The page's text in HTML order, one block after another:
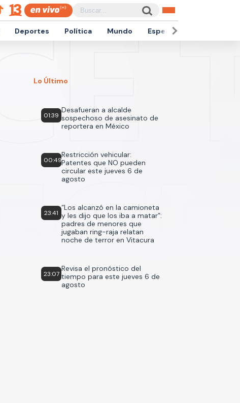
Deportes Política Mundo Espectáculos
Lo Último
01:39
Desafueran a alcalde
sospechoso de asesinato de
reportera en México
00:49
Restricción vehicular:
Patentes que NO pueden
circular este jueves 6 de
agosto
23:41
“Los alcanzó en la camioneta
y les dijo que los iba a matar”:
padres de menores que
jugaban ring-raja relatan
noche de terror en Vitacura
23:07
Revisa el pronóstico del
tiempo para este jueves 6 de
agosto